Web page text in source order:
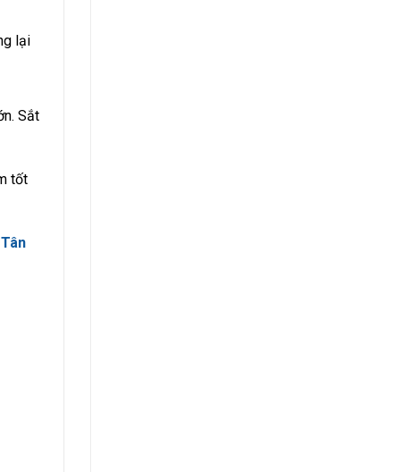
lại
Sắt
tốt